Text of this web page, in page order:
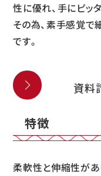
性に優れ、手にピッタ
その為、素手感覚
です。
資料
特徴
柔軟性と伸縮性があ